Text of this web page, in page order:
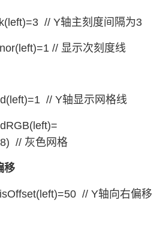
// Y轴主刻度间隔为3
// 显示次刻度线
// Y轴显示网格线
// 灰色网格
移
// Y轴向右偏移